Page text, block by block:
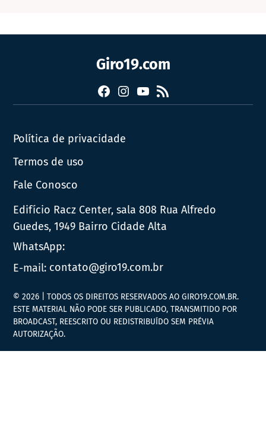
Giro19.com
FacebookInstagram
YouTube
RSS
Política de privacidade
Termos de uso
Fale Conosco
Edifício Racz Center, sala 808 Rua Alfredo
Guedes, 1949 Bairro Cidade Alta
WhatsApp:
E-mail: contato@giro19.com.br
© 2026 | TODOS OS DIREITOS RESERVADOS AO GIRO19.COM.BR.
ESTE MATERIAL NÃO PODE SER PUBLICADO, TRANSMITIDO POR
BROADCAST, REESCRITO OU REDISTRIBUÍDO SEM PRÉVIA
AUTORIZAÇÃO.